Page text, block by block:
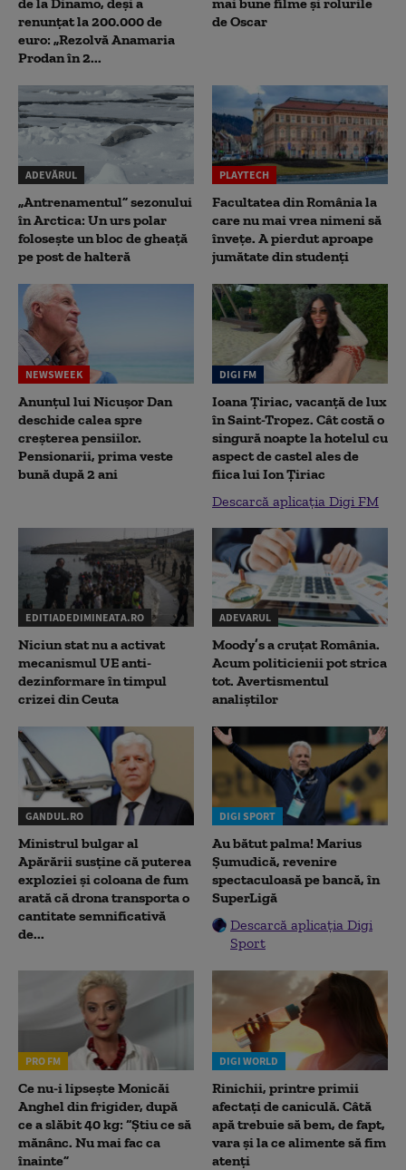
renunțat la 200.000 de
euro: „Rezolvă Anamaria
Prodan în 2...
de Oscar
ADEVĂRUL
„Antrenamentul” sezonului
în Arctica: Un urs polar
folosește un bloc de gheață
pe post de halteră
PLAYTECH
Facultatea din România la
care nu mai vrea nimeni să
înveţe. A pierdut aproape
jumătate din studenţi
NEWSWEEK
Anunțul lui Nicușor Dan
deschide calea spre
creșterea pensiilor.
Pensionarii, prima veste
bună după 2 ani
DIGI FM
Ioana Țiriac, vacanță de lux
în Saint-Tropez. Cât costă o
singură noapte la hotelul cu
aspect de castel ales de
fiica lui Ion Țiriac
Descarcă aplicația Digi FM
EDITIADEDIMINEATA.RO
Niciun stat nu a activat
mecanismul UE anti-
dezinformare în timpul
crizei din Ceuta
ADEVARUL
Moody’s a cruțat România.
Acum politicienii pot strica
tot. Avertismentul
analiștilor
GANDUL.RO
Ministrul bulgar al
Apărării susține că puterea
exploziei și coloana de fum
arată că drona transporta o
cantitate semnificativă
de...
DIGI SPORT
Au bătut palma! Marius
Șumudică, revenire
spectaculoasă pe bancă, în
SuperLigă
Descarcă aplicația Digi
Sport
PRO FM
Ce nu-i lipsește Monicăi
Anghel din frigider, după
ce a slăbit 40 kg: “Știu ce să
mănânc. Nu mai fac ca
înainte”
DIGI WORLD
Rinichii, printre primii
afectați de caniculă. Câtă
apă trebuie să bem, de fapt,
vara și la ce alimente să fim
atenți